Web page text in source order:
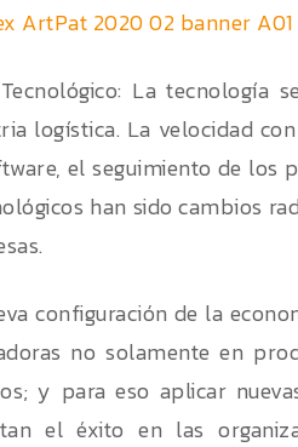
La tecnología
logística. La velocidad
el seguimiento de los
han sido cambios
configuración de la
no solamente en
y para eso aplicar
el éxito en las